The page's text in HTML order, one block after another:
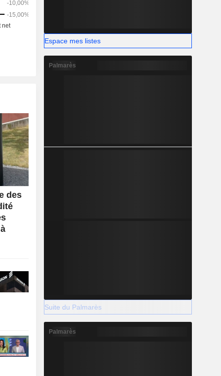
des
Espace mes listes
Palmarès
Suite du Palmarès
Palmarès